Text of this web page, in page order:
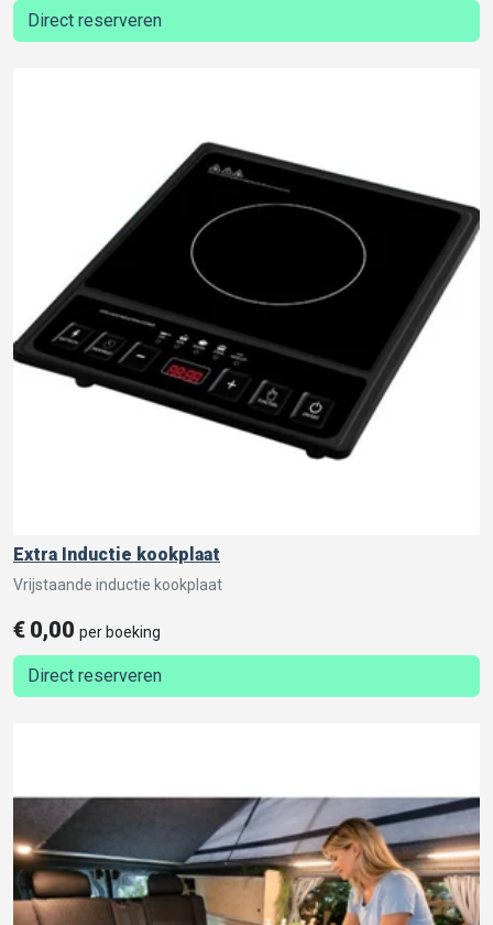
Direct reserveren
Extra Inductie kookplaat
Vrijstaande inductie kookplaat
€ 0,00 per boeking
Direct reserveren